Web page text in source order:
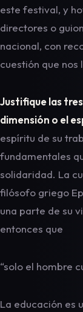
este festival, y
directores o
nacional, con
cuestión que
Justifique las
dimensión o el
espíritu de su
fundamentales
solidaridad. La
filósofo griego
una parte de su
entonces que
“solo el hombre
La educación es